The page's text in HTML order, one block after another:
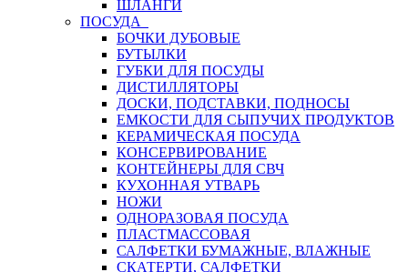
ШЛАНГИ
ПОСУДА
БОЧКИ ДУБОВЫЕ
БУТЫЛКИ
ГУБКИ ДЛЯ ПОСУДЫ
ДИСТИЛЛЯТОРЫ
ДОСКИ, ПОДСТАВКИ, ПОДНОСЫ
ЕМКОСТИ ДЛЯ СЫПУЧИХ ПРОДУКТОВ
КЕРАМИЧЕСКАЯ ПОСУДА
КОНСЕРВИРОВАНИЕ
КОНТЕЙНЕРЫ ДЛЯ СВЧ
КУХОННАЯ УТВАРЬ
НОЖИ
ОДНОРАЗОВАЯ ПОСУДА
ПЛАСТМАССОВАЯ
САЛФЕТКИ БУМАЖНЫЕ, ВЛАЖНЫЕ
СКАТЕРТИ, САЛФЕТКИ